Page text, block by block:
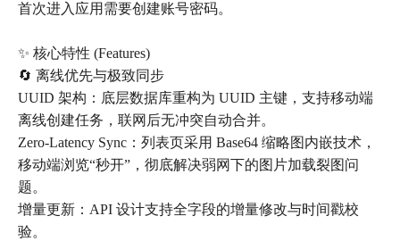
首次进入应用需要创建账号密码。
✨ 核心特性 (Features)
🔄 离线优先与极致同步
UUID 架构：底层数据库重构为 UUID 主键，支持移动端
离线创建任务，联网后无冲突自动合并。
Zero-Latency Sync：列表页采用 Base64 缩略图内嵌技术，
移动端浏览“秒开”，彻底解决弱网下的图片加载裂图问
题。
增量更新：API 设计支持全字段的增量修改与时间戳校
验。